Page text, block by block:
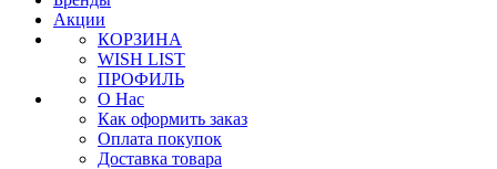
Акции
КОРЗИНА
WISH LIST
ПРОФИЛЬ
О Нас
Как оформить заказ
Оплата покупок
Доставка товара